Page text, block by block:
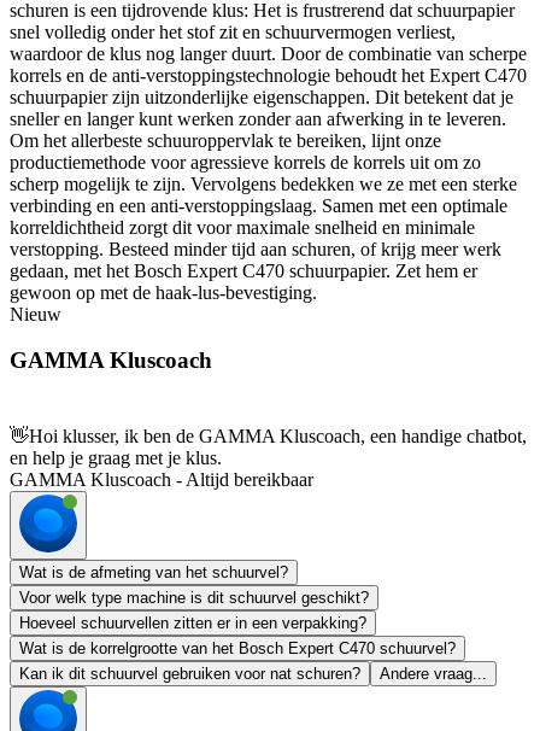
schuren is een tijdrovende klus: Het is frustrerend dat schuurpapier
snel volledig onder het stof zit en schuurvermogen verliest,
waardoor de klus nog langer duurt. Door de combinatie van scherpe
korrels en de anti-verstoppingstechnologie behoudt het Expert C470
schuurpapier zijn uitzonderlijke eigenschappen. Dit betekent dat je
sneller en langer kunt werken zonder aan afwerking in te leveren.
Om het allerbeste schuuroppervlak te bereiken, lijnt onze
productiemethode voor agressieve korrels de korrels uit om zo
scherp mogelijk te zijn. Vervolgens bedekken we ze met een sterke
verbinding en een anti-verstoppingslaag. Samen met een optimale
korreldichtheid zorgt dit voor maximale snelheid en minimale
verstopping. Besteed minder tijd aan schuren, of krijg meer werk
gedaan, met het Bosch Expert C470 schuurpapier. Zet hem er
gewoon op met de haak-lus-bevestiging.
Nieuw
GAMMA Kluscoach
👋Hoi klusser, ik ben de GAMMA Kluscoach, een handige chatbot,
en help je graag met je klus.
GAMMA Kluscoach - Altijd bereikbaar
Wat is de afmeting van het schuurvel?
Voor welk type machine is dit schuurvel geschikt?
Hoeveel schuurvellen zitten er in een verpakking?
Wat is de korrelgrootte van het Bosch Expert C470 schuurvel?
Kan ik dit schuurvel gebruiken voor nat schuren?
Andere vraag...